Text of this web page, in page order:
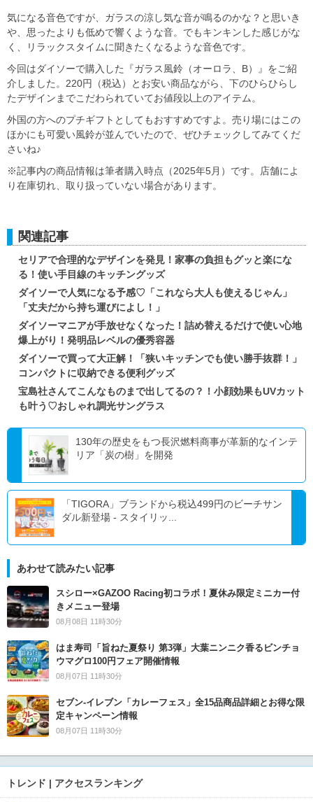
気になる音色ですが、ガラスの涼し気な音が鳴るのかな？と思いき
や、思ったよりも低めで響くような音。でもキンキンした感じがな
く、リラックスタイムに聞きたくなるような音色です。
今回はダイソーで購入した『ガラス風鈴（オーロラ、B）』をご紹
介しました。220円（税込）とお安い商品ながら、下のひらひらし
たデザインまでこだわられていてお値段以上のアイテム。
外国の方へのプチギフトとしてもおすすめですよ。売り場にはこの
ほかにも可愛い風鈴が並んでいたので、ぜひチェックしてみてくだ
さいね♪
※記事内の商品情報は筆者購入時点（2025年5月）です。店舗によ
り在庫切れ、取り扱っていない場合があります。
関連記事
セリアで合理的なデザインを発見！家事の負担もグッと楽にな
る！使い手目線のキッチングッズ
ダイソーで人気になる予感♡「これなら大人も使えるじゃん」
「丈夫だから持ち運びによし！」
ダイソーマニアが手放せなくなった！詰め替えるだけで使い心地
爆上がり！発明品レベルの優秀容器
ダイソーで買って大正解！「狭いキッチンでも使い勝手抜群！」
コンパクトに収納できる便利グッズ
宝島社さんてこんなものまで出してるの？！小顔効果もUVカット
も叶う♡おしゃれ調光サングラス
130年の歴史をもつ長沢燃料商事が革新的なインテ
リア「炭の樹」を開発
「TIGORA」ブランドから税込499円のビーチサン
ダル新登場 - スタイリッ...
あわせて読みたい記事
スシロー×GAZOO Racing初コラボ！夏休み限定ミニカー付
きメニュー登場
08月08日 11時30分
はま寿司「旨ねた夏祭り 第3弾」大葉ニンニク香るビンチョ
ウマグロ100円フェア開催情報
08月07日 11時30分
セブン‐イレブン「カレーフェス」全15品商品詳細とお得な限
定キャンペーン情報
08月07日 11時30分
トレンド | アクセスランキング